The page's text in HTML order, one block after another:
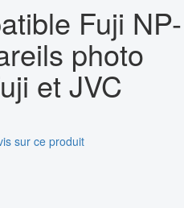
Fuji NP-
photo
et JVC
sur ce produit